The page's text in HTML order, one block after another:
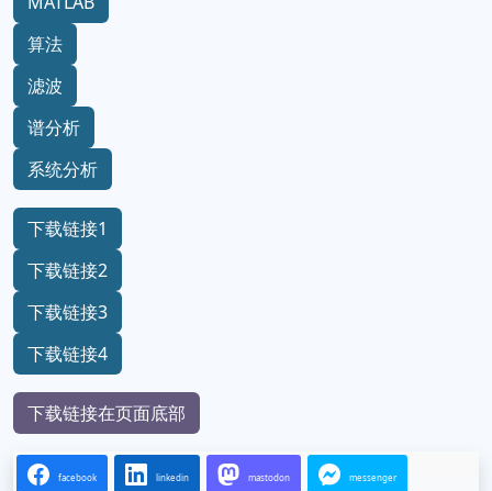
算法
滤波
谱分析
系统分析
下载链接1
下载链接2
下载链接3
下载链接4
下载链接在页面底部
facebook linkedin mastodon messenger